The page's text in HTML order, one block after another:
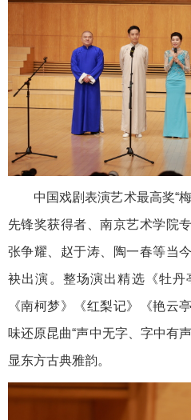
中国戏剧表演艺术最高奖“
先锋奖获得者、南京艺术学院
张争耀、赵于涛、陶一春等当
袂出演。整场演出精选《牡丹
《南柯梦》《红梨记》《艳云
味还原昆曲“声中无字、字中有
显东方古典雅韵。